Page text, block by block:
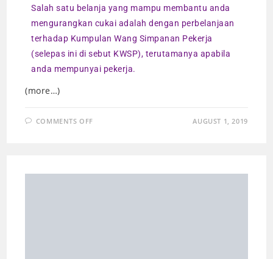
Salah satu belanja yang mampu membantu anda
mengurangkan cukai adalah dengan perbelanjaan
terhadap Kumpulan Wang Simpanan Pekerja
(selepas ini di sebut KWSP), terutamanya apabila
anda mempunyai pekerja.
(more…)
COMMENTS OFF AUGUST 1, 2019